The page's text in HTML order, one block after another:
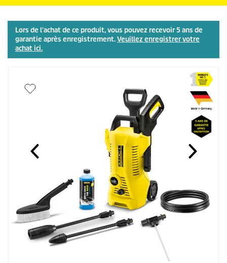
Lors de l'achat de ce produit, vous pouvez recevoir 5 ans de
garantie après enregistrement.Veuillez enregistrer votre
achat ici.